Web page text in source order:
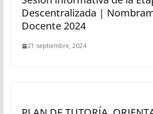
Descentralizada |
Docente 2024
21 septiembre, 2024